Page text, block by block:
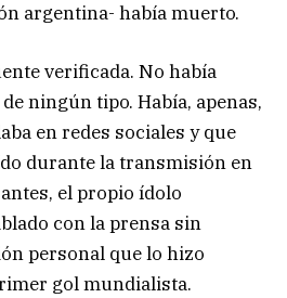
argentina- había muerto.
verificada. No había
ningún tipo. Había, apenas,
en redes sociales y que
durante la transmisión en
el propio ídolo
con la prensa sin
personal que lo hizo
gol mundialista.